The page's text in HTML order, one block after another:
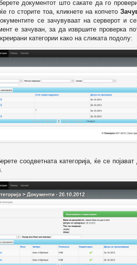
документот што сакате да го
го сторите тоа, кликнете на копчето
се зачувуваат на серверот и
е зачуван, за да извршите проверка
категории како на сликата подолу:
соодветната категорија, ќе се